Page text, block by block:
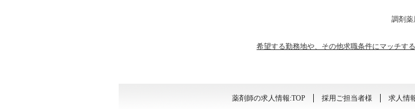
調剤薬
希望する勤務地や、その他求職条件にマッチす
薬剤師の求人情報:TOP 採用ご担当者様 求人情